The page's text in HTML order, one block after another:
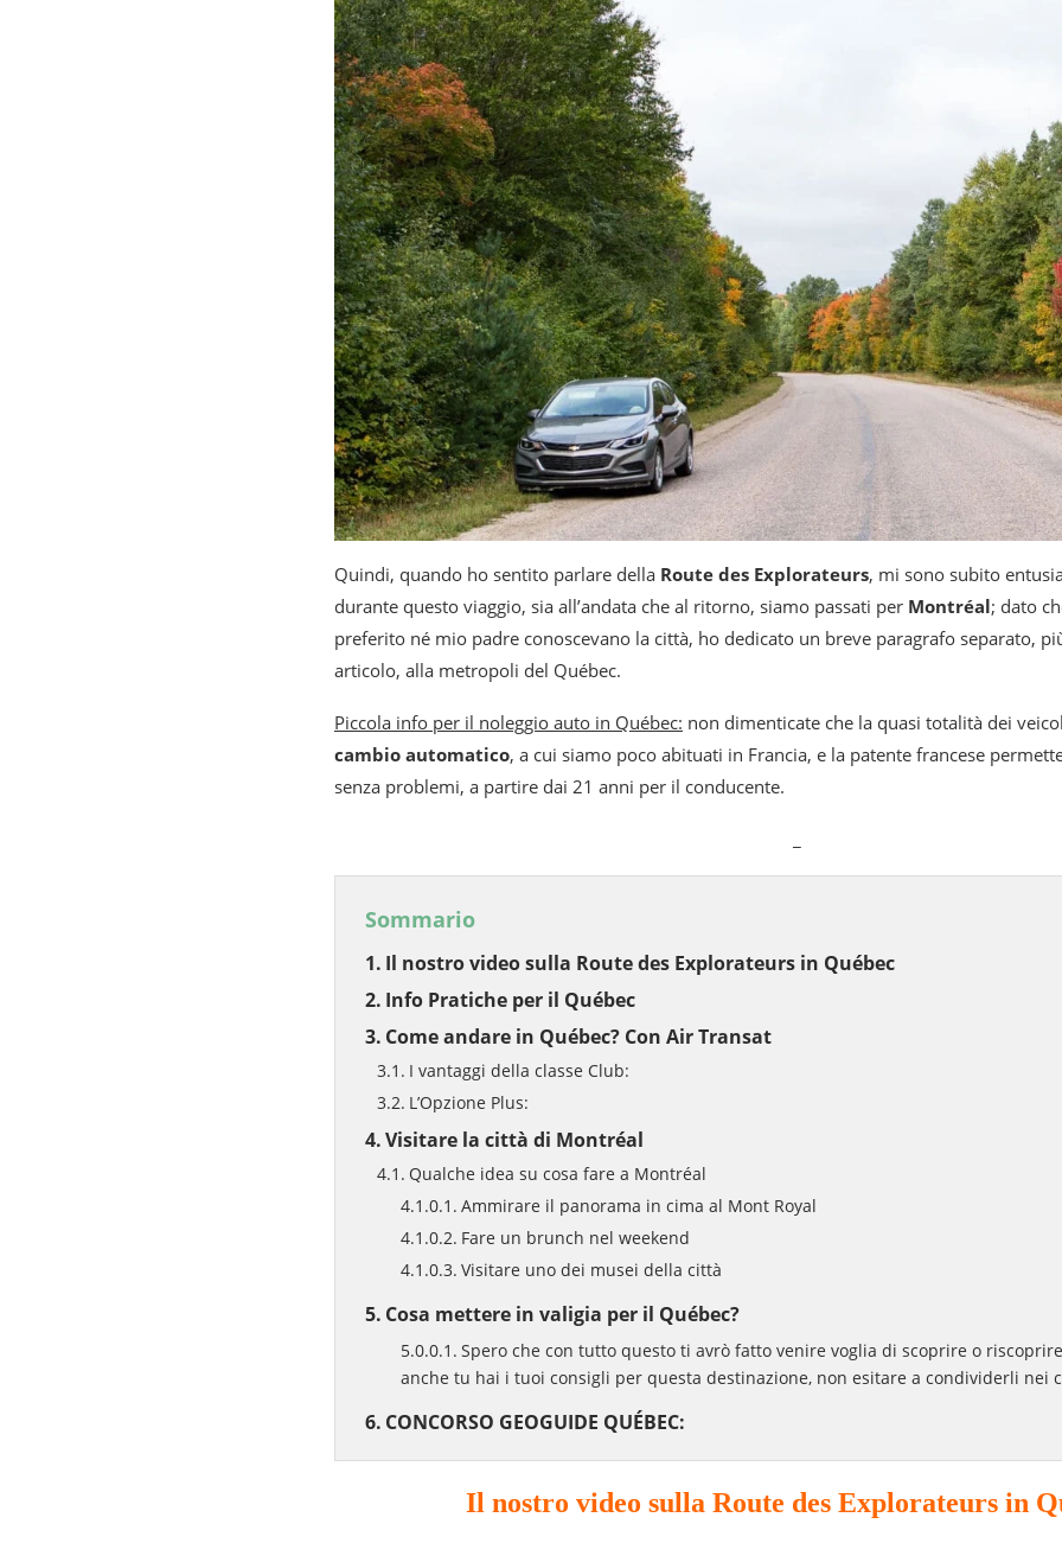
Quindi, quando ho sentito parlare della Route des Explorateurs, mi sono subito
durante questo viaggio, sia all’andata che al ritorno, siamo passati per Montréal; dato
preferito né mio padre conoscevano la città, ho dedicato un breve paragrafo separato,
articolo, alla metropoli del Québec.
Piccola info per il noleggio auto in Québec: non dimenticate che la quasi totalità dei
cambio automatico, a cui siamo poco abituati in Francia, e la patente francese
senza problemi, a partire dai 21 anni per il conducente.
Sommario
Il nostro video sulla Route des Explorateurs in Québec
Info Pratiche per il Québec
Come andare in Québec? Con Air Transat
I vantaggi della classe Club:
L’Opzione Plus:
Visitare la città di Montréal
Qualche idea su cosa fare a Montréal
Ammirare il panorama in cima al Mont Royal
Fare un brunch nel weekend
Visitare uno dei musei della città
Cosa mettere in valigia per il Québec?
Spero che con tutto questo ti avrò fatto venire voglia di scoprire o
anche tu hai i tuoi consigli per questa destinazione, non esitare a condividerli nei
CONCORSO GEOGUIDE QUÉBEC:
Il nostro video sulla Route des Explorateurs in